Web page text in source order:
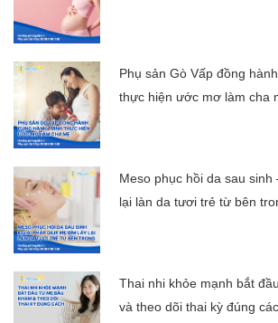
Phụ sản Gò Vấp đồng
thực hiện ước mơ làm cha
Meso phục hồi da sau sinh
lại làn da tươi trẻ từ bên
Thai nhi khỏe mạnh bắt
và theo dõi thai kỳ đúng